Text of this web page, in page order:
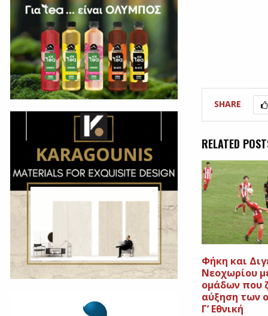
SHARE
RELATED
Φήκη και
Νεοχωρίου
ομάδων που
αύξηση των
Γ’ Εθνική